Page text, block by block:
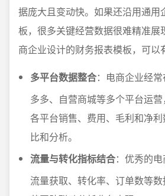
据庞大且变动快。如果还沿用通用
板，很多关键经营数据很难精准展
商企业设计的财务报表模板，可以
多平台数据整合：电商企业经
多多、自营商城等多个平台运
各平台销售、费用、毛利和净
比和分析。
流量与转化指标结合：优秀的
流量获取、转化率、订单数等